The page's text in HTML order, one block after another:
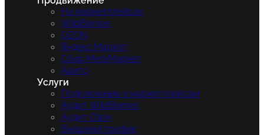
На маркетплейсах
WildBerries
OZON
Яндекс.Маркет
Сбер МегаМаркет
Авито
Услуги
Подключение к маркетплейсам
Аудит WildBerries
Аудит Озон
Внешний трафик